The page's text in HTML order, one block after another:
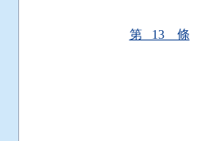
第 13 條